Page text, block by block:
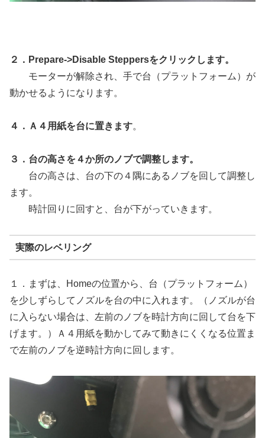
２．Prepare->Disable Steppersをクリックします。
モーターが解除され、手で台（プラットフォーム）が
動かせるようになります。
４．Ａ４用紙を台に置きます。
３．台の高さを４か所のノブで調整します。
台の高さは、台の下の４隅にあるノブを回して調整し
ます。
時計回りに回すと、台が下がっていきます。
実際のレベリング
１．まずは、Homeの位置から、台（プラットフォーム）
を少しずらしてノズルを台の中に入れます。（ノズルが台
に入らない場合は、左前のノブを時計方向に回して台を下
げます。）Ａ４用紙を動かしてみて動きにくくなる位置ま
で左前のノブを逆時計方向に回します。